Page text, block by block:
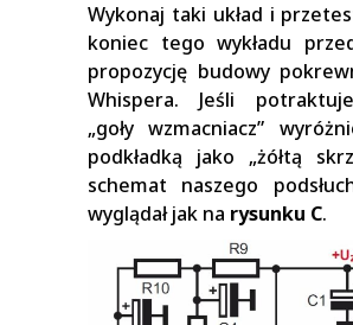
Wykonaj taki układ i
koniec tego wykładu
propozycję budowy
Whispera. Jeśli
„goły wzmacniacz”
podkładką jako „żółtą
schemat naszego
wyglądał jak na rysunku C.